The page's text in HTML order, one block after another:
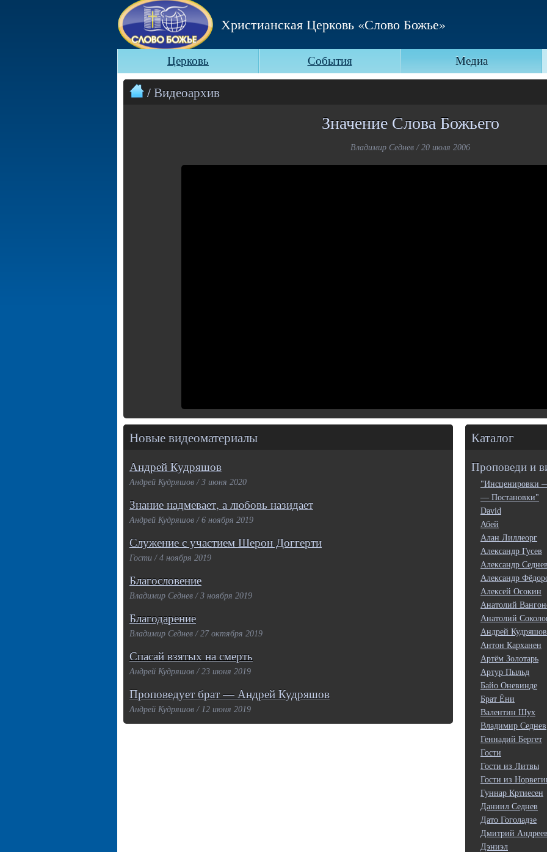
Христианская Церковь «Слово Божье»
Церковь События Медиа
/ Видеоархив
Значение Слова Божьего
Владимир Седнев / 20 июля 2006
Новые видеоматериалы
Андрей Кудряшов
Андрей Кудряшов / 3 июня 2020
Знание надмевает, а любовь назидает
Андрей Кудряшов / 6 ноября 2019
Служение с участием Шерон Доггерти
Гости / 4 ноября 2019
Благословение
Владимир Седнев / 3 ноября 2019
Благодарение
Владимир Седнев / 27 октября 2019
Спасай взятых на смерть
Андрей Кудряшов / 23 июня 2019
Проповедует брат — Андрей Кудряшов
Андрей Кудряшов / 12 июня 2019
Каталог
Проповеди и
"Инсценировки
— Постановки"
David
Абей
Алан Лиллеорг
Александр Гусев
Александр Седнев
Александр
Алексей Осокин
Анатолий
Анатолий
Андрей Кудряшов
Антон Карханен
Артём Золотарь
Артур Пыльд
Байо Оневинде
Брат Ёни
Валентин Шух
Владимир Седнев
Геннадий Бергет
Гости
Гости из Литвы
Гости из
Гуннар Кртиесен
Даниил Седнев
Дато Гоголадзе
Дмитрий Андреев
Дэниэл